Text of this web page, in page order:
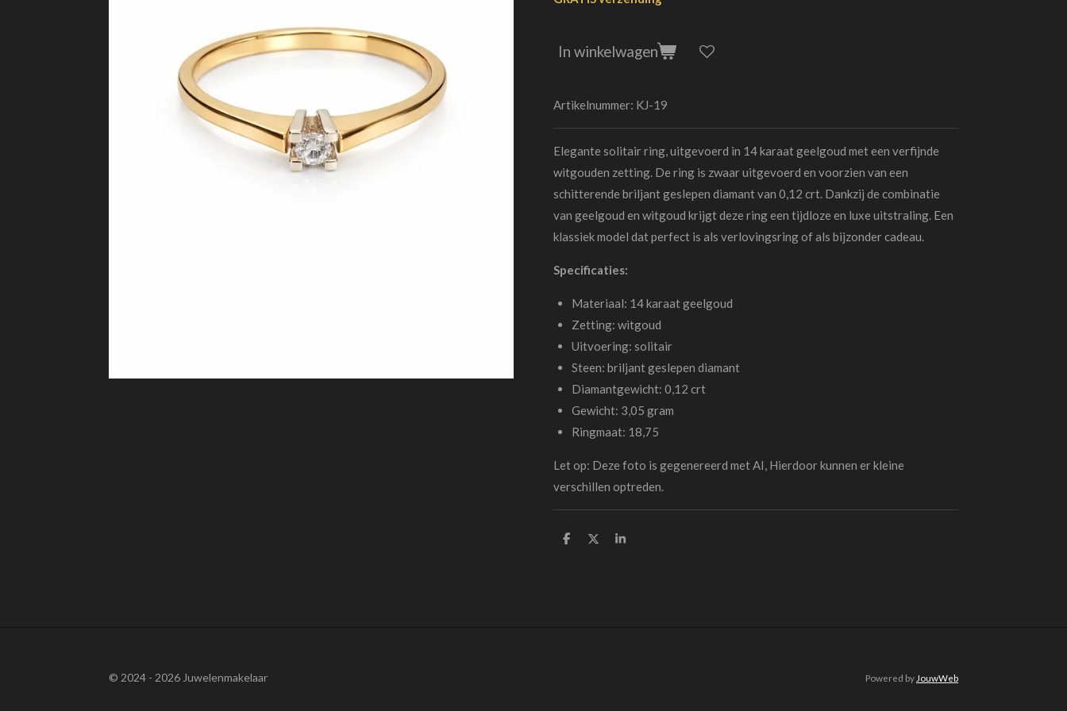
In winkelwagen
Artikelnummer: KJ-19
Elegante solitair ring, uitgevoerd in 14 karaat geelgoud met een verfijnde
witgouden zetting. De ring is zwaar uitgevoerd en voorzien van een
schitterende briljant geslepen diamant van 0,12 crt. Dankzij de combinatie
van geelgoud en witgoud krijgt deze ring een tijdloze en luxe uitstraling. Een
klassiek model dat perfect is als verlovingsring of als bijzonder cadeau.
Specificaties:
Materiaal: 14 karaat geelgoud
Zetting: witgoud
Uitvoering: solitair
Steen: briljant geslepen diamant
Diamantgewicht: 0,12 crt
Gewicht: 3,05 gram
Ringmaat: 18,75
Let op: Deze foto is gegenereerd met AI, Hierdoor kunnen er kleine
verschillen optreden.
D
D
S
© 2024 - 2026 Juwelenmakelaar Powered by JouwWeb